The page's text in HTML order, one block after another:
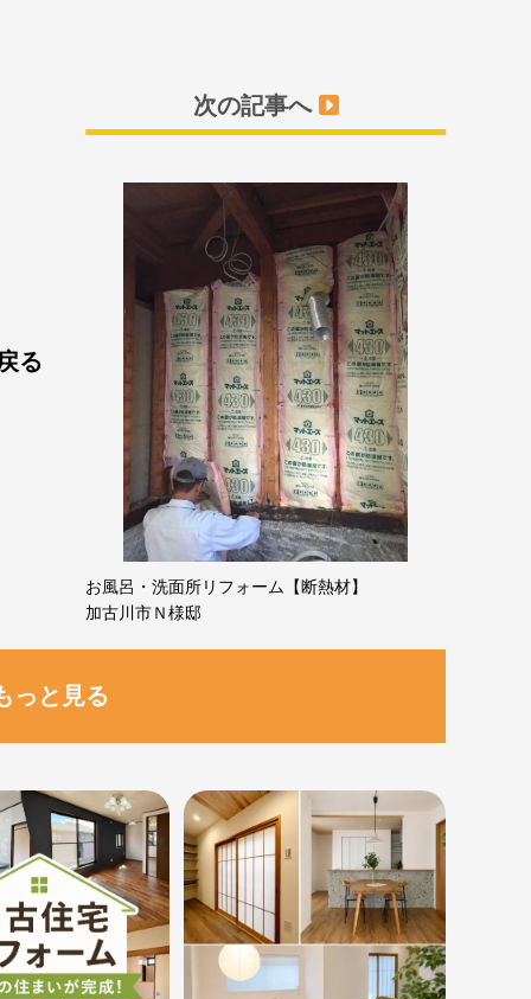
る
次の記事へ
お風呂・洗面所リフォーム【断熱材】
加古川市Ｎ様邸
っと見る